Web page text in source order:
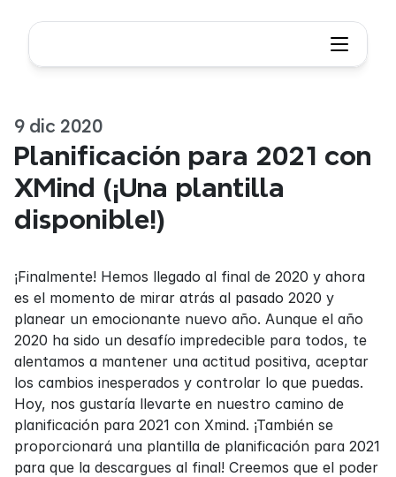
9 dic 2020
Planificación para 2021 con
XMind (¡Una plantilla
disponible!)
¡Finalmente! Hemos llegado al final de 2020 y ahora
es el momento de mirar atrás al pasado 2020 y
planear un emocionante nuevo año. Aunque el año
2020 ha sido un desafío impredecible para todos, te
alentamos a mantener una actitud positiva, aceptar
los cambios inesperados y controlar lo que puedas.
Hoy, nos gustaría llevarte en nuestro camino de
planificación para 2021 con Xmind. ¡También se
proporcionará una plantilla de planificación para 2021
para que la descargues al final! Creemos que el poder